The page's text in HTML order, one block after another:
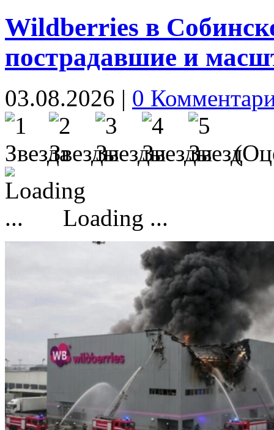
Wildberries в
пострадавшие и
03.08.2026 | 0
Loading ...